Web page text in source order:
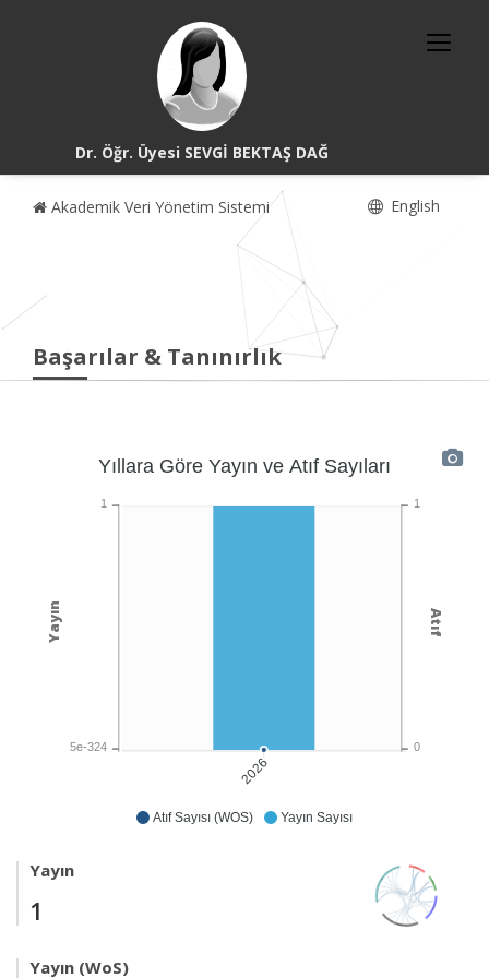
Dr. Öğr. Üyesi SEVGİ BEKTAŞ DAĞ
Akademik Veri Yönetim Sistemi English
Başarılar & Tanınırlık
Atıf Sayısı (WOS) Yayın Sayısı
2026
Yıllara Göre Yayın ve Atıf Sayıları
1
0
Atıf
1
5e-324
Yayın
Yayın
1
Yayın (WoS)